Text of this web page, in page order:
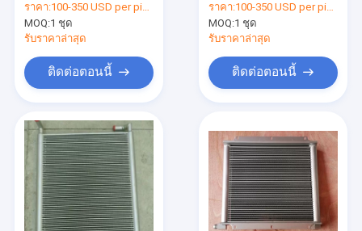
ข่าว
ทุกกรณี
หม้อน้ำรถขุด
หม้อน้ำน้ำมันไฮดรอลิค
Hitachi Radiator
ราคา:100-350 USD per piece
MOQ:1 ชุด
รับราคาล่าสุด
ติดต่อตอนนี้
Excavator
ราคา:100-350 USD per piece
MOQ:1 ชุด
รับราคาล่าสุด
ติดต่อตอนนี้